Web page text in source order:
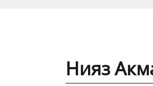
Нияз